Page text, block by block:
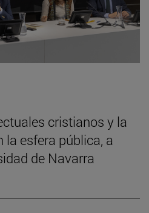
cristianos y la
la esfera pública, a
de Navarra